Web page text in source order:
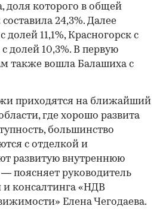
доля которого в общей
24,3%. Далее
11,1%, Красногорск с
долей 10,3%. В первую
также вошла Балашиха с
приходятся на ближайший
где хорошо развита
большинство
с отделкой и
развитую внутреннюю
поясняет руководитель
и консалтинга «НДВ
Елена Чегодаева.